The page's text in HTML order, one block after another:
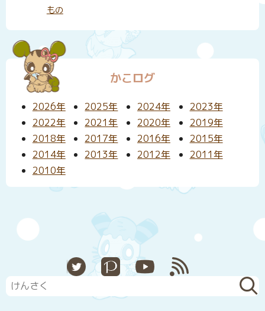
もの
かこログ
2026年 2025年 2024年
2023年
2022年
2021年 2020年
2019年
2018年
2017年 2016年
2015年
2014年
2013年 2012年
2011年
2010年
X Pixiv YouTube